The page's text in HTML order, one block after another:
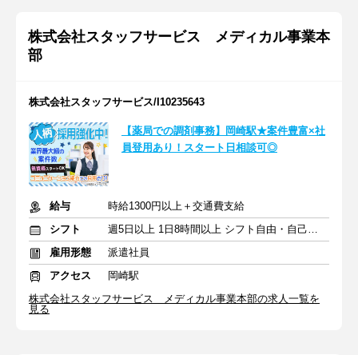
株式会社スタッフサービス メディカル事業本
部
株式会社スタッフサービス/I10235643
【薬局での調剤事務】岡崎駅★案件豊富×社
員登用あり！スタート日相談可◎
給与
時給1300円以上＋交通費支給
シフト
週5日以上 1日8時間以上 シフト自由・自己申告
雇用形態
派遣社員
アクセス
岡崎駅
株式会社スタッフサービス メディカル事業本部の求人一覧を
見る